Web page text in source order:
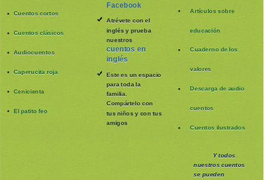
Cuentos cortos
Cuentos clásicos
Audiocuentos
Caperucita roja
Cenicienta
El patito feo
Facebook
Atrévete con el
inglés y prueba
nuestros
cuentos en
inglés
Este es un espacio
para toda la
familia.
Compártelo con
tus niños y con tus
amigos
Artículos sobre
educación
Cuaderno de los
valores
Descarga de audio
cuentos
Cuentos ilustrados
Y todos
nuestros cuentos
se pueden